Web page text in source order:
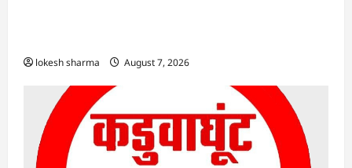
lokesh sharma August 7, 2026